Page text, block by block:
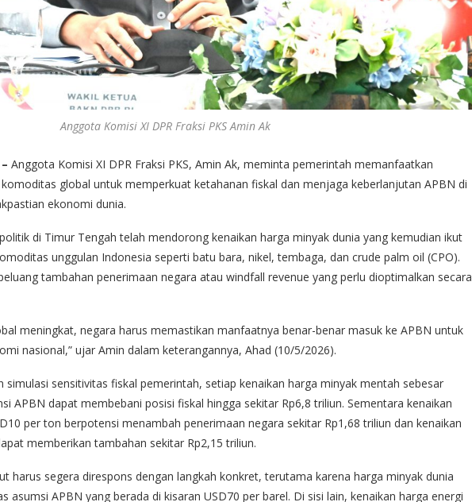
Anggota Komisi XI DPR Fraksi PKS Amin Ak
Anggota Komisi XI DPR Fraksi PKS, Amin Ak, meminta pemerintah memanfaatkan
global untuk memperkuat ketahanan fiskal dan menjaga keberlanjutan APBN di
ekonomi dunia.
di Timur Tengah telah mendorong kenaikan harga minyak dunia yang kemudian ikut
unggulan Indonesia seperti batu bara, nikel, tembaga, dan crude palm oil (CPO).
tambahan penerimaan negara atau windfall revenue yang perlu dioptimalkan secara
meningkat, negara harus memastikan manfaatnya benar-benar masuk ke APBN untuk
nasional,” ujar Amin dalam keterangannya, Ahad (10/5/2026).
simulasi sensitivitas fiskal pemerintah, setiap kenaikan harga minyak mentah sebesar
APBN dapat membebani posisi fiskal hingga sekitar Rp6,8 triliun. Sementara kenaikan
per ton berpotensi menambah penerimaan negara sekitar Rp1,68 triliun dan kenaikan
memberikan tambahan sekitar Rp2,15 triliun.
harus segera direspons dengan langkah konkret, terutama karena harga minyak dunia
asumsi APBN yang berada di kisaran USD70 per barel. Di sisi lain, kenaikan harga energi